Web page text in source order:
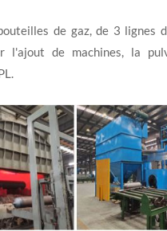
de gaz, de 3 lignes
l'ajout de machines, la